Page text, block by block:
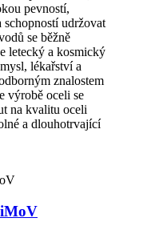
pevností,
udržovat
se běžně
letecký a kosmický
lékařství a
znalostem
výrobě oceli se
na kvalitu oceli
a dlouhotrvající